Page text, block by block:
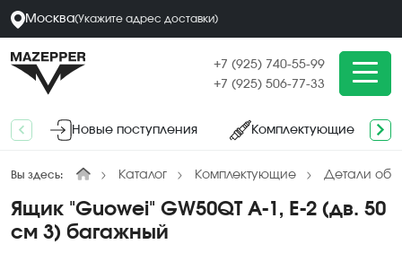
Москва(Укажите адрес доставки)
+7 (925) 740-55-99
+7 (925) 506-77-33
Новые поступления Комплектующие
Вы здесь: Каталог Комплектующие Детали
Ящик "Guowei" GW50QT A-1, Е-2 (дв. 50
см 3) багажный